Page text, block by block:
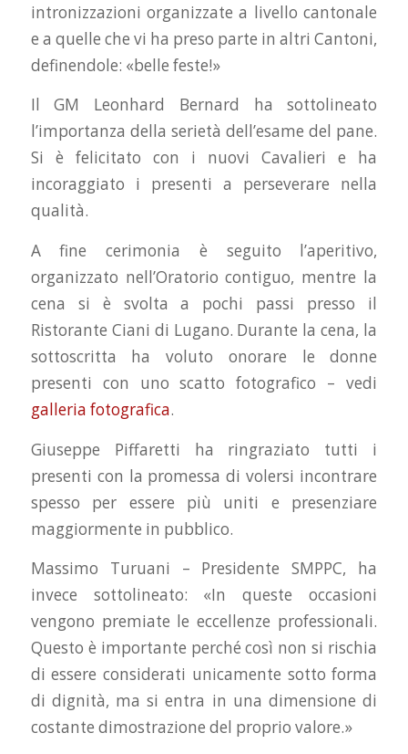
intronizzazioni organizzate a livello cantonale
e a quelle che vi ha preso parte in altri Cantoni,
definendole: «belle feste!»
Il GM Leonhard Bernard ha sottolineato
l’importanza della serietà dell’esame del pane.
Si è felicitato con i nuovi Cavalieri e ha
incoraggiato i presenti a perseverare nella
qualità.
A fine cerimonia è seguito l’aperitivo,
organizzato nell’Oratorio contiguo, mentre la
cena si è svolta a pochi passi presso il
Ristorante Ciani di Lugano. Durante la cena, la
sottoscritta ha voluto onorare le donne
presenti con uno scatto fotografico – vedi
galleria fotografica.
Giuseppe Piffaretti ha ringraziato tutti i
presenti con la promessa di volersi incontrare
spesso per essere più uniti e presenziare
maggiormente in pubblico.
Massimo Turuani – Presidente SMPPC, ha
invece sottolineato: «In queste occasioni
vengono premiate le eccellenze professionali.
Questo è importante perché così non si rischia
di essere considerati unicamente sotto forma
di dignità, ma si entra in una dimensione di
costante dimostrazione del proprio valore.»